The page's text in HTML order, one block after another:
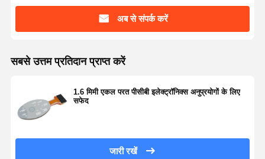
अब से संपर्क करें
सबसे उत्तम प्रतिदान प्राप्त करें
1.6 मिमी एकल परत पीसीबी इलेक्ट्रॉनिक्स अनुप्रयोगों के लिए
सफेद
जारी रखें